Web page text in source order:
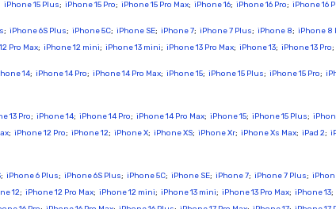
iPhone 15 Plus; iPhone 15 Pro; iPhone 15 Pro Max; iPhone 16; iPhone 16 Pro; iPhone 16
; iPhone 6S Plus; iPhone 5C; iPhone SE; iPhone 7; iPhone 7 Plus; iPhone 8; iPhone 8
Pro Max; iPhone 12 mini; iPhone 13 mini; iPhone 13 Pro Max; iPhone 13; iPhone 13 Pro;
14; iPhone 14 Pro; iPhone 14 Pro Max; iPhone 15; iPhone 15 Plus; iPhone 15 Pro;
13 Pro; iPhone 14; iPhone 14 Pro; iPhone 14 Pro Max; iPhone 15; iPhone 15 Plus;
; iPhone 12 Pro; iPhone 12; iPhone X; iPhone XS; iPhone Xr; iPhone Xs Max; iPad 2;
; iPhone 6 Plus; iPhone 6S Plus; iPhone 5C; iPhone SE; iPhone 7; iPhone 7 Plus;
12; iPhone 12 Pro Max; iPhone 12 mini; iPhone 13 mini; iPhone 13 Pro Max; iPhone 13;